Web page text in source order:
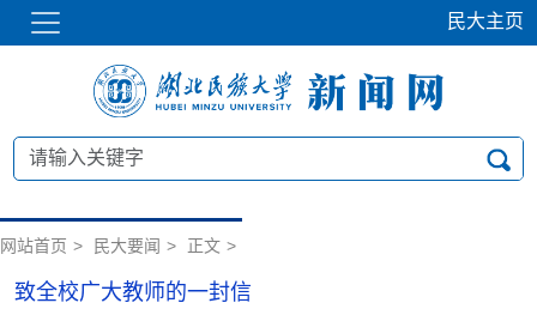
民大主页
网站首页 > 民大要闻 > 正文 >
致全校广大教师的一封信